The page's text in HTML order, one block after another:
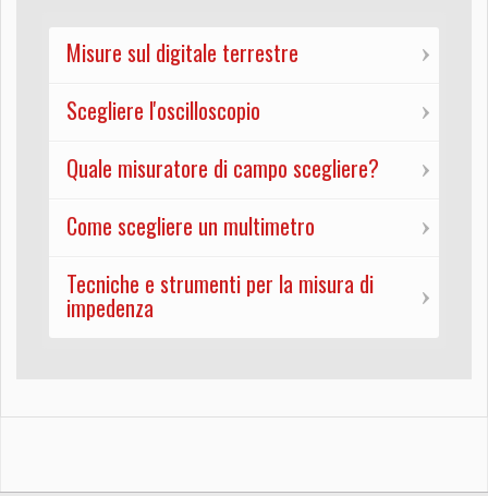
Misure sul digitale terrestre
Scegliere l'oscilloscopio
Quale misuratore di campo scegliere?
Come scegliere un multimetro
Tecniche e strumenti per la misura di
impedenza